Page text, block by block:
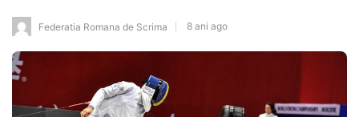
Federatia Romana de Scrima 8 ani ago